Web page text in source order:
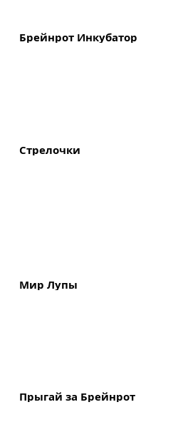
Брейнрот Инкубатор
Стрелочки
Мир Лупы
Прыгай за Брейнрот